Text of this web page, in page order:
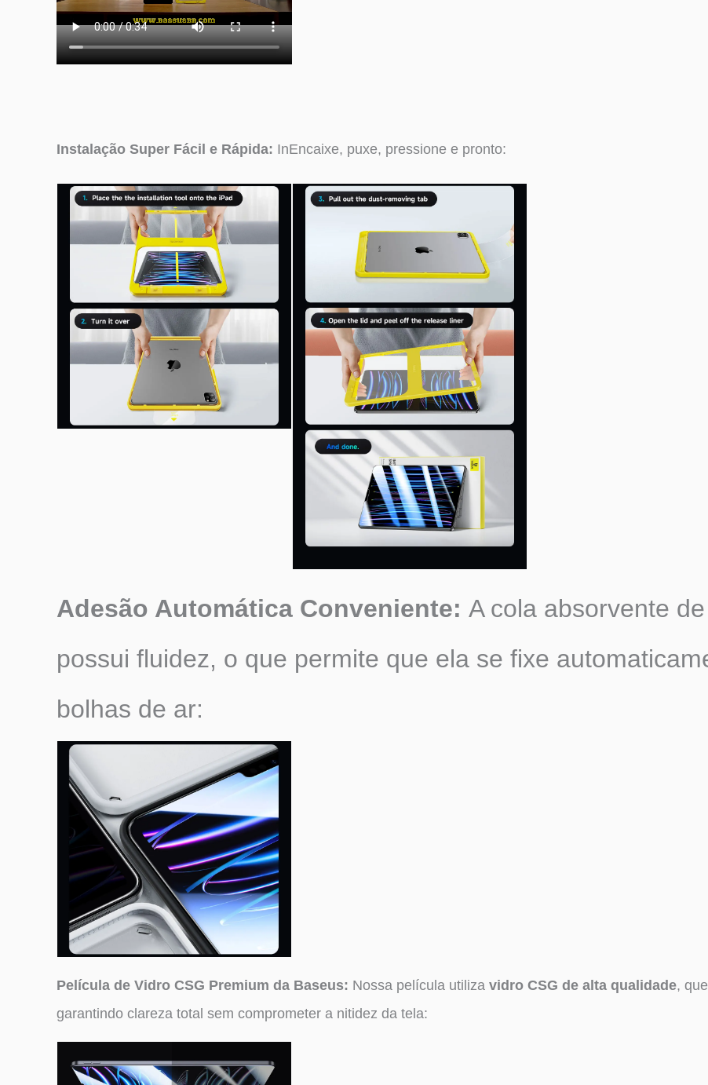
Instalação Super Fácil e Rápida: InEncaixe, puxe, pressione e pronto:
Adesão Automática Conveniente: A cola absorvente
possui fluidez, o que permite que ela se fixe
bolhas de ar:
Película de Vidro CSG Premium da Baseus: Nossa película utiliza vidro CSG de alta qualidade,
garantindo clareza total sem comprometer a nitidez da tela: